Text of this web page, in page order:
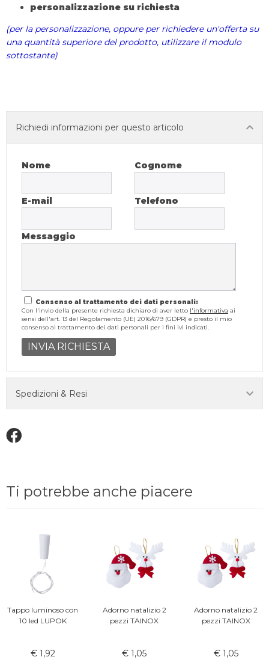
personalizzazione su richiesta
(per la personalizzazione, oppure per richiedere un'offerta su
una quantità superiore del prodotto, utilizzare il modulo
sottostante)
Richiedi informazioni per questo articolo
Nome Cognome
E-mail Telefono
Messaggio
Consenso al trattamento dei dati personali:
Con l'invio della presente richiesta dichiaro di aver letto l'informativa ai
sensi dell'art. 13 del Regolamento (UE) 2016/679 (GDPR) e presto il mio
consenso al trattamento dei dati personali per i fini ivi indicati.
INVIA RICHIESTA
Spedizioni & Resi
Ti potrebbe anche piacere
Tappo luminoso con
10 led LUPOK
€ 1,92
Adorno natalizio 2
pezzi TAINOX
€ 1,05
Adorno natalizio 2
pezzi TAINOX
€ 1,05